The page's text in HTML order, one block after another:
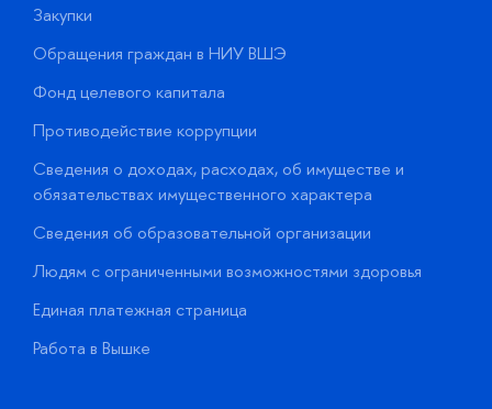
Закупки
Обращения граждан в НИУ ВШЭ
Фонд целевого капитала
Противодействие коррупции
Сведения о доходах, расходах, об имуществе и
обязательствах имущественного характера
Сведения об образовательной организации
Людям с ограниченными возможностями здоровья
Единая платежная страница
Работа в Вышке